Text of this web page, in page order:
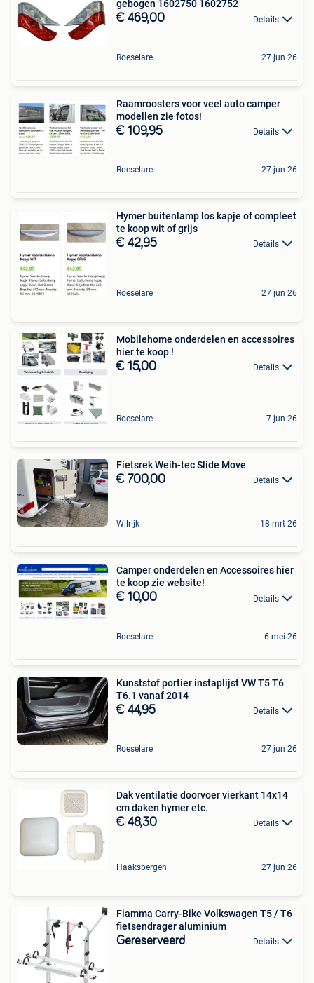
gebogen 1602750 1602752
€ 469,00 Details
Roeselare 27 jun 26
Raamroosters voor veel auto camper
modellen zie fotos!
€ 109,95 Details
Roeselare 27 jun 26
Hymer buitenlamp los kapje of compleet
te koop wit of grijs
€ 42,95 Details
Roeselare 27 jun 26
Mobilehome onderdelen en accessoires
hier te koop !
€ 15,00 Details
Roeselare 7 jun 26
Fietsrek Weih-tec Slide Move
€ 700,00 Details
Wilrijk 18 mrt 26
Camper onderdelen en Accessoires hier
te koop zie website!
€ 10,00 Details
Roeselare 6 mei 26
Kunststof portier instaplijst VW T5 T6
T6.1 vanaf 2014
€ 44,95 Details
Roeselare 27 jun 26
Dak ventilatie doorvoer vierkant 14x14
cm daken hymer etc.
€ 48,30 Details
Haaksbergen 27 jun 26
Fiamma Carry-Bike Volkswagen T5 / T6
fietsendrager aluminium
Gereserveerd Details